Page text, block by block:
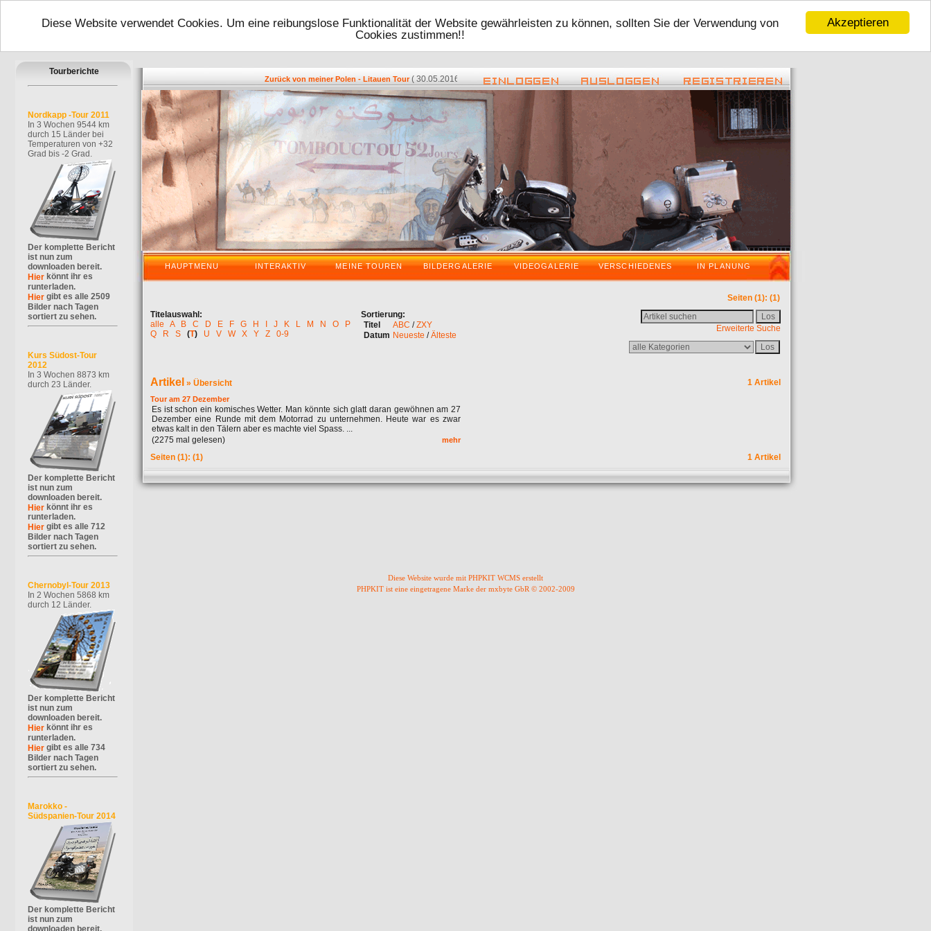
Akzeptieren
Diese Website verwendet Cookies. Um eine reibungslose Funktionalität der Website gewährleisten zu können, sollten Sie der Verwendung von
Cookies zustimmen!!
Zurück von meiner Polen - Litauen Tour( 30.05.2016 - 17:48 ) -Zurück vom VDT 2016 ( 08.05.2016 - 22:45 ) -Tour 2016( 06.01.2016 - 16:59 ) -
HAUPTMENU INTERAKTIV MEINE TOUREN BILDERGALERIE VIDEOGALERIE VERSCHIEDENES IN PLANUNG
Tourberichte
Nordkapp -Tour 2011
In 3 Wochen 9544 km
durch 15 Länder bei
Temperaturen von +32
Grad bis -2 Grad.
Der komplette Bericht
ist nun zum
downloaden bereit.
Hier könnt ihr es
runterladen.
Hier gibt es alle 2509
Bilder nach Tagen
sortiert zu sehen.
Kurs Südost-Tour
2012
In 3 Wochen 8873 km
durch 23 Länder.
Der komplette Bericht
ist nun zum
downloaden bereit.
Hier könnt ihr es
runterladen.
Hier gibt es alle 712
Bilder nach Tagen
sortiert zu sehen.
Chernobyl-Tour 2013
In 2 Wochen 5868 km
durch 12 Länder.
Der komplette Bericht
ist nun zum
downloaden bereit.
Hier könnt ihr es
runterladen.
Hier gibt es alle 734
Bilder nach Tagen
sortiert zu sehen.
Marokko -
Südspanien-Tour 2014
Der komplette Bericht
ist nun zum
downloaden bereit.
Seiten (1): (1)
Titelauswahl:
alle
A B C D E F G H J K L M N O
P
Q
R S (T) U V W X Y Z 0-9
Sortierung:
Titel
ABC /ZXY
Datum Neueste /Älteste
Erweiterte Suche
Artikel » Übersicht 1 Artikel
Tour am 27 Dezember
Es ist schon ein komisches Wetter. Man könnte sich glatt daran gewöhnen am 27
Dezember eine Runde mit dem Motorrad zu unternehmen. Heute war es zwar
etwas kalt in den Tälern aber es machte viel Spass. ...
(2275 mal gelesen)
mehr
Seiten (1): (1) 1 Artikel
Diese Website wurde mit PHPKIT WCMS erstellt
PHPKIT ist eine eingetragene Marke der mxbyte GbR © 2002-2009